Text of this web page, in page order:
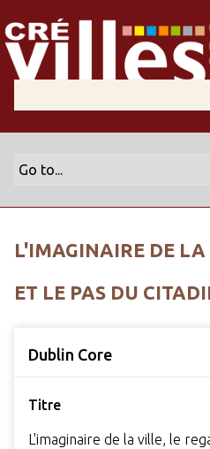
L'IMAGINAIRE DE LA
ET LE PAS DU
Dublin Core
Titre
L'imaginaire de la ville, le